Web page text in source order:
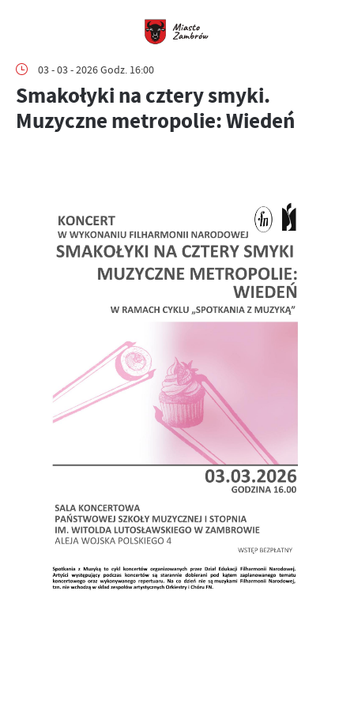
03 - 03 - 2026 Godz. 16:00
Smakołyki na cztery smyki.
Muzyczne metropolie: Wiedeń